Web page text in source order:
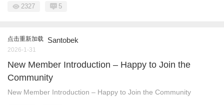
2327 5
点击重新加载 Santobek
2026-1-31
New Member Introduction – Happy to Join the
Community
New Member Introduction – Happy to Join the Community